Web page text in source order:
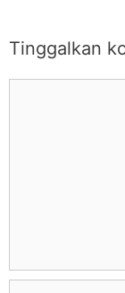
Tinggalkan